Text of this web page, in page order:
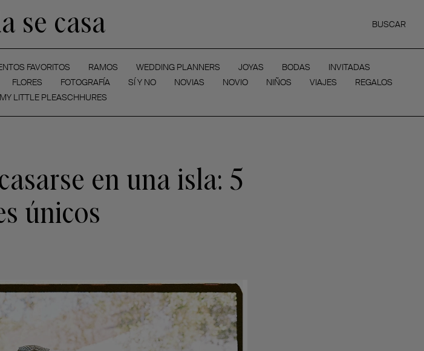
se casa BUSCAR
FAVORITOS RAMOS WEDDING PLANNERS JOYAS BODAS
INVITADAS
FLORES FOTOGRAFÍA SÍ Y NO NOVIAS NOVIO NIÑOS VIAJES
REGALOS
MY LITTLE PLEASCHHURES
en una isla: 5
únicos